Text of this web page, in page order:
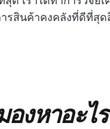
รสินค้าคงคลังที่ดีที่สุ
งหาอะไ